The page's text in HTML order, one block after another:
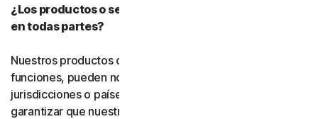
¿Los productos o servicios de Gen están disponibles
en todas partes?
Nuestros productos o servicios, o determinadas
funciones, pueden no estar disponibles en todas las
jurisdicciones o países, y no podemos declarar ni
garantizar que nuestro software, servicios o contenido